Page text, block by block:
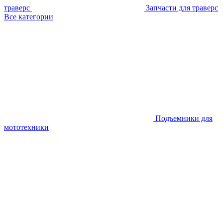
траверс
Запчасти для траверс
Все категории
Подъемники для
мототехники